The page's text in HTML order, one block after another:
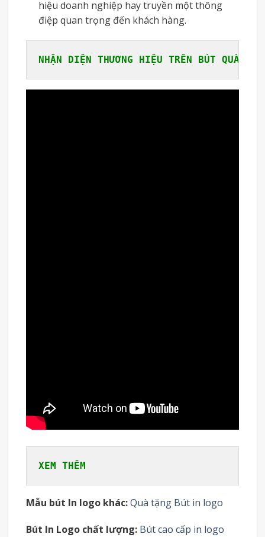
hiệu doanh nghiệp hay truyền một thông
điệp quan trọng đến khách hàng.
NHẬN DIỆN THƯƠNG HIỆU TRÊN BÚT QUÀ
XEM THÊM
Mẫu bút In logo khác:Quà tặng Bút in logo
Bút In Logo chất lượng: Bút cao cấp in logo